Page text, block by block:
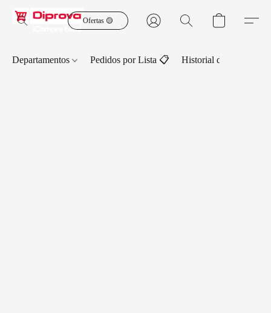
Ofertas 🟡
Departamentos Pedidos por Lista 📋 Historial de Pedidos